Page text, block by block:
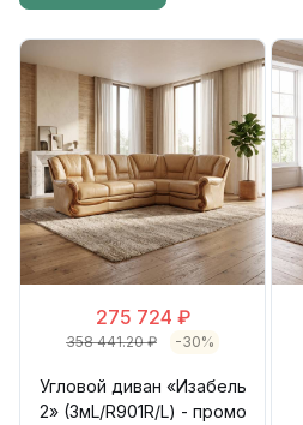
275 724 ₽
358 441.20 ₽ -30%
Угловой диван «Изабель
2» (3мL/R901R/L) - промо